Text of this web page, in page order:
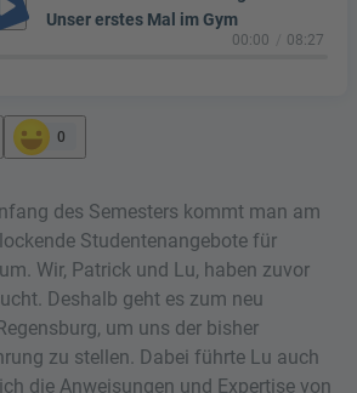
Unser erstes Mal im Gym
00:00 08:27
0
des Semesters kommt man am
Studentenangebote für
Wir, Patrick und Lu, haben zuvor
Deshalb geht es zum neu
um uns der bisher
zu stellen. Dabei führte Lu auch
die Anweisungen und Expertise von